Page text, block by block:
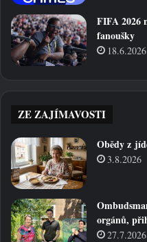
FIFA 2026
fanoušky
18.6.2026
ZE ZAJÍMAVOSTI
Obědy z
3.8.2026
orgánů,
27.7.2026